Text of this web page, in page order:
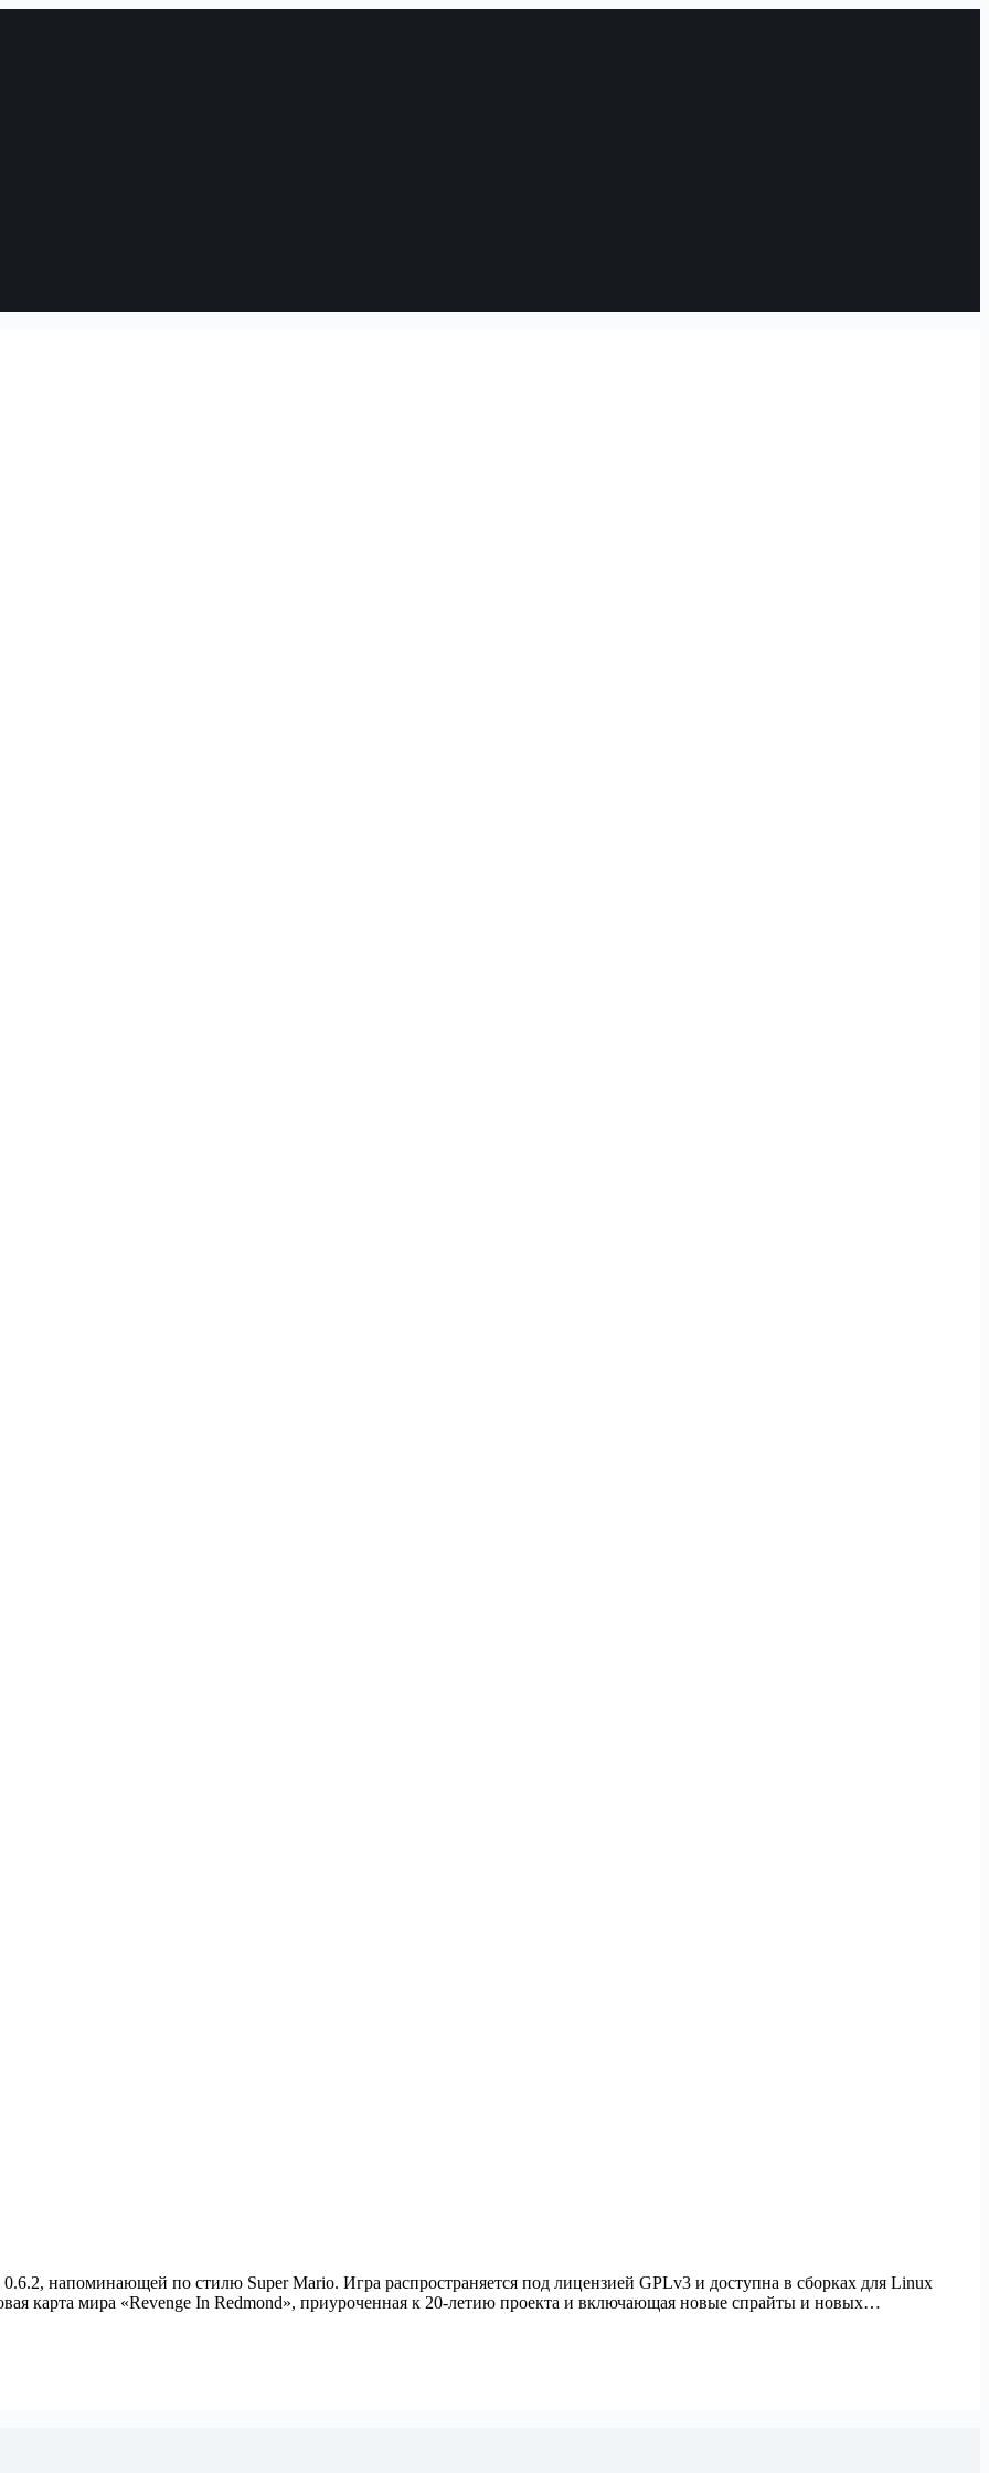
напоминающей по стилю Super Mario. Игра распространяется под лицензией GPLv3 и доступна в сборках для Linux
карта мира «Revenge In Redmond», приуроченная к 20-летию проекта и включающая новые спрайты и новых…